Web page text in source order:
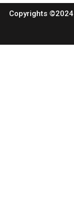
Copyrights